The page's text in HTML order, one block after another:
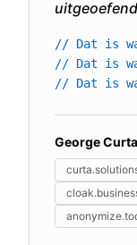
// Dat is
// Dat is
// Dat is
George Curta